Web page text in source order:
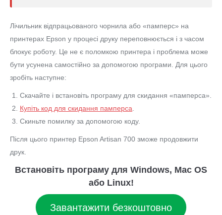
Лічильник відпрацьованого чорнила або «памперс» на
принтерах Epson у процесі друку переповнюється і з часом
блокує роботу. Це не є поломкою принтера і проблема може
бути усунена самостійно за допомогою програми. Для цього
зробіть наступне:
Скачайте і встановіть програму для скидання «памперса».
Купіть код для скидання памперса.
Скиньте помилку за допомогою коду.
Після цього принтер Epson Artisan 700 зможе продовжити
друк.
Встановіть програму для Windows, Mac OS
або Linux!
Завантажити безкоштовно